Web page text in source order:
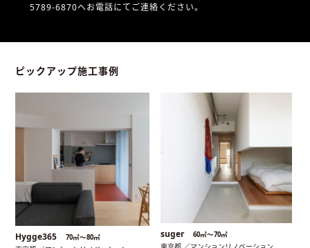
5789-6870へお電話にてご連絡ください。
ピックアップ施工事例
Hygge365 70㎡〜80㎡ suger 60㎡〜70㎡